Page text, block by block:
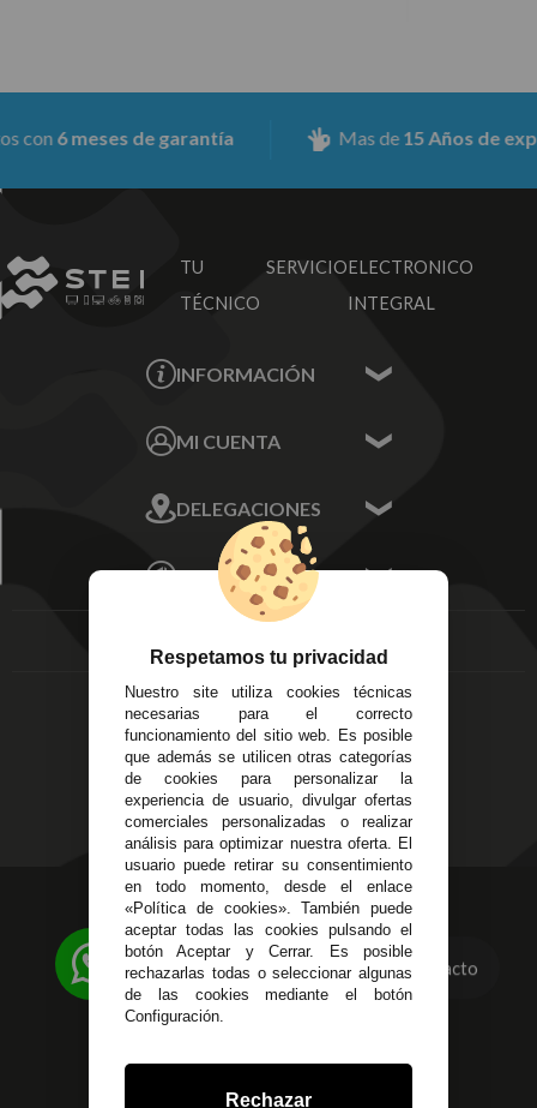
6 meses de garantía Mas de 15 Años de
TU SERVICIO
TÉCNICO
ELECTRONICO
INTEGRAL
INFORMACIÓN
Sobre nosotros
MI CUENTA
Mis Direcciones
Mis Pedidos
Mis favoritos
FAQ's
DELEGACIONES
Écija - Sevilla
Av. Plaza de Toros.
Local 3
C/ Ingeniero Iribarren,
14
Alzira - Valencia
C/ Esplugues, 135
EMPRESA
Aviso Legal
Entregas y
Devoluciones
Política de Privacidad
Pago Seguro
Terminos y
Condiciones Generales
Políticas de Cookies
623 23 31 98
Atendemos Whatsapp
955 44 45 43/955 44 45 44
Contacto
Respetamos tu privacidad
Nuestro site utiliza cookies técnicas
necesarias para el correcto
funcionamiento del sitio web. Es posible
que además se utilicen otras categorías
de cookies para personalizar la
experiencia de usuario, divulgar ofertas
comerciales personalizadas o realizar
análisis para optimizar nuestra oferta. El
usuario puede retirar su consentimiento
en todo momento, desde el enlace
«Política de cookies». También puede
aceptar todas las cookies pulsando el
botón Aceptar y Cerrar. Es posible
rechazarlas todas o seleccionar algunas
de las cookies mediante el botón
Configuración.
Rechazar